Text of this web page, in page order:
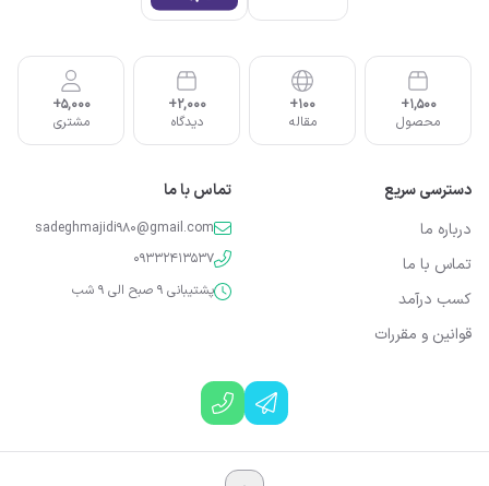
1,500+
محصول
100+
مقاله
2,000+
دیدگاه
5,000+
مشتری
دسترسی سریع
درباره ما
تماس با ما
کسب درآمد
قوانین و مقررات
تماس با ما
sadeghmajidi980@gmail.com
09332413537
پشتیبانی 9 صبح الی 9 شب